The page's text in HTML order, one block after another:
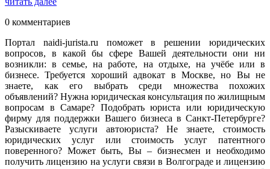
0 комментариев
Портал naidi-jurista.ru поможет в решении юридических
вопросов, в какой бы сфере Вашей деятельности они ни
возникли: в семье, на работе, на отдыхе, на учёбе или в
бизнесе. Требуется хороший адвокат в Москве, но Вы не
знаете, как его выбрать среди множества похожих
объявлений? Нужна юридическая консультация по жилищным
вопросам в Самаре? Подобрать юриста или юридическую
фирму для поддержки Вашего бизнеса в Санкт-Петербурге?
Разыскиваете услуги автоюриста? Не знаете, стоимость
юридических услуг или стоимость услуг патентного
поверенного? Может быть, Вы – бизнесмен и необходимо
получить лицензию на услуги связи в Волгограде и лицензию